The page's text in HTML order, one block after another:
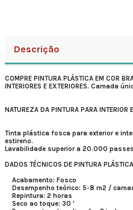
Descrição
COMPRE PINTURA PLÁSTICA EM COR
INTERIORES E EXTERIORES. Camada
NATUREZA DA PINTURA PARA INTERIOR
Tinta plástica fosca para exterior e
estireno.
Lavabilidade superior a 20.000
DADOS TÉCNICOS DE PINTURA
Acabamento: Fosco
Desempenho teórico: 5-8 m2 /
Repintura: 2 horas
Seco ao toque: 30 '